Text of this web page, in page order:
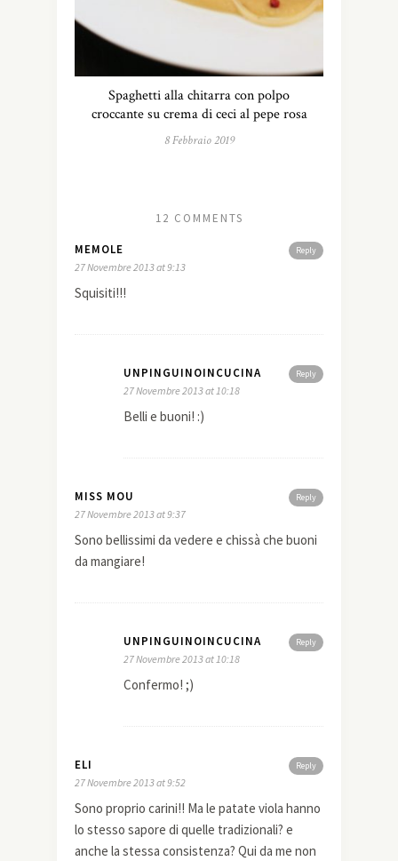
Spaghetti alla chitarra con polpo
croccante su crema di ceci al pepe rosa
8 Febbraio 2019
12 COMMENTS
Reply
MEMOLE
27 Novembre 2013 at 9:13
Squisiti!!!
Reply
UNPINGUINOINCUCINA
27 Novembre 2013 at 10:18
Belli e buoni! :)
Reply
MISS MOU
27 Novembre 2013 at 9:37
Sono bellissimi da vedere e chissà che buoni
da mangiare!
Reply
UNPINGUINOINCUCINA
27 Novembre 2013 at 10:18
Confermo! ;)
Reply
ELI
27 Novembre 2013 at 9:52
Sono proprio carini!! Ma le patate viola hanno
lo stesso sapore di quelle tradizionali? e
anche la stessa consistenza? Qui da me non